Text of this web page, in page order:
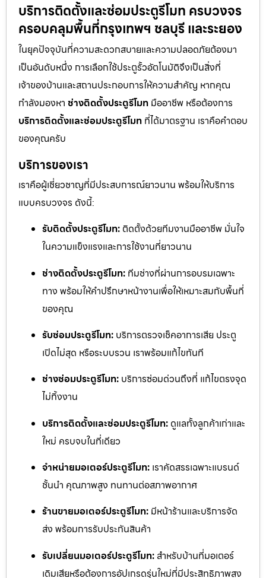
บริการติดตั้งและซ่อมประตูรีโมท ครบวงจร
ครอบคลุมพื้นที่กรุงเทพฯ ชลบุรี และระยอง
ในยุคปัจจุบันที่ความสะดวกสบายและความปลอดภัยต้องมา
เป็นอันดับหนึ่ง การเลือกใช้ประตูรั้วอัตโนมัติจึงเป็นสิ่งที่
เจ้าของบ้านและสถานประกอบการให้ความสำคัญ หากคุณ
กำลังมองหา ช่างติดตั้งประตูรีโมท มืออาชีพ หรือต้องการ
บริการติดตั้งและซ่อมประตูรีโมท ที่ได้มาตรฐาน เราคือคำตอบ
ของคุณครับ
บริการของเรา
เราคือผู้เชี่ยวชาญที่มีประสบการณ์ยาวนาน พร้อมให้บริการ
แบบครบวงจร ดังนี้:
รับติดตั้งประตูรีโมท: ติดตั้งด้วยทีมงานมืออาชีพ มั่นใจ
ในความแข็งแรงและการใช้งานที่ยาวนาน
ช่างติดตั้งประตูรีโมท: ทีมช่างที่ผ่านการอบรมเฉพาะ
ทาง พร้อมให้คำปรึกษาหน้างานเพื่อให้เหมาะสมกับพื้นที่
ของคุณ
รับซ่อมประตูรีโมท: บริการตรวจเช็คอาการเสีย ประตู
เปิดไม่สุด หรือระบบรวน เราพร้อมแก้ไขทันที
ช่างซ่อมประตูรีโมท: บริการซ่อมด่วนถึงที่ แก้ไขตรงจุด
ไม่ทิ้งงาน
บริการติดตั้งและซ่อมประตูรีโมท: ดูแลทั้งลูกค้าเก่าและ
ใหม่ ครบจบในที่เดียว
จำหน่ายมอเตอร์ประตูรีโมท: เราคัดสรรเฉพาะแบรนด์
ชั้นนำ คุณภาพสูง ทนทานต่อสภาพอากาศ
ร้านขายมอเตอร์ประตูรีโมท: มีหน้าร้านและบริการจัด
ส่ง พร้อมการรับประกันสินค้า
รับเปลี่ยนมอเตอร์ประตูรีโมท: สำหรับบ้านที่มอเตอร์
เดิมเสียหรือต้องการอัปเกรดรุ่นใหม่ที่มีประสิทธิภาพสูง